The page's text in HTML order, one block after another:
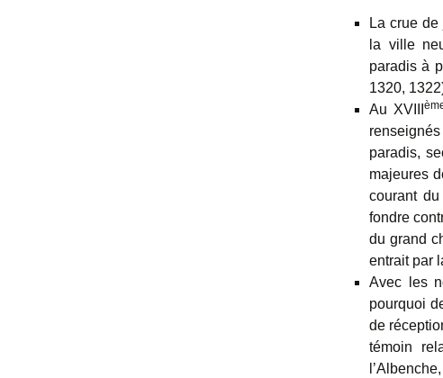
La crue
la ville
paradis à
1320,
Au XVIII
paradis,
majeures
courant
fondre
du grand
entrait par
Avec les
pourquoi
de
témoin